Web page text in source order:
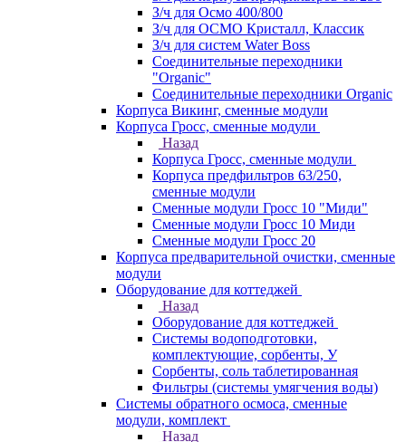
З/ч для Осмо 400/800
З/ч для ОСМО Кристалл, Классик
З/ч для систем Water Boss
Соединительные переходники
"Organic"
Соединительные переходники Organic
Корпуса Викинг, сменные модули
Корпуса Гросс, сменные модули
Назад
Корпуса Гросс, сменные модули
Корпуса предфильтров 63/250,
сменные модули
Сменные модули Гросс 10 "Миди"
Сменные модули Гросс 10 Миди
Сменные модули Гросс 20
Корпуса предварительной очистки, сменные
модули
Оборудование для коттеджей
Назад
Оборудование для коттеджей
Системы водоподготовки,
комплектующие, сорбенты, У
Сорбенты, соль таблетированная
Фильтры (системы умягчения воды)
Системы обратного осмоса, сменные
модули, комплект
Назад